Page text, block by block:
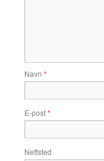
Navn *
E-post*
Nettsted